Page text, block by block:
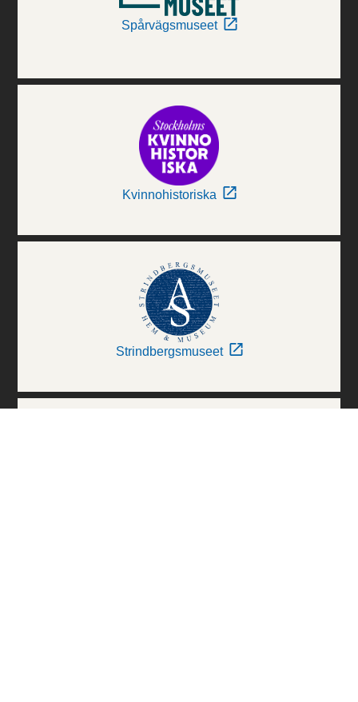
Spårvägsmuseet
Kvinnohistoriska
Strindbergsmuseet